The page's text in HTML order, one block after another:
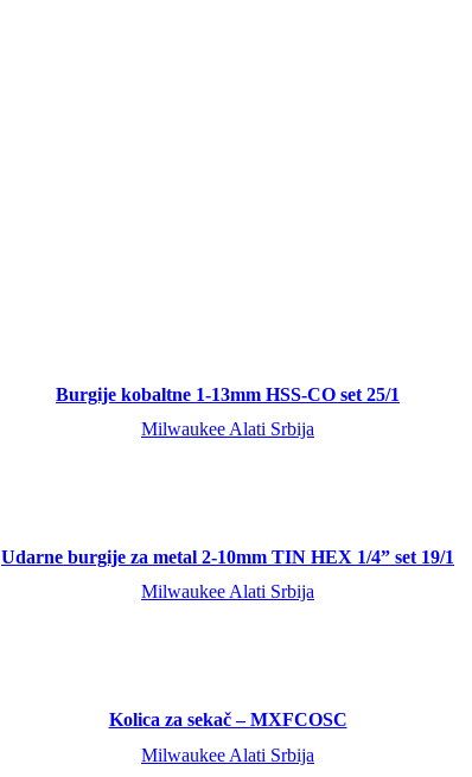
Burgije kobaltne 1-13mm HSS-CO set 25/1
Milwaukee Alati Srbija
Udarne burgije za metal 2-10mm TIN HEX 1/4” set 19/1
Milwaukee Alati Srbija
Kolica za sekač – MXFCOSC
Milwaukee Alati Srbija